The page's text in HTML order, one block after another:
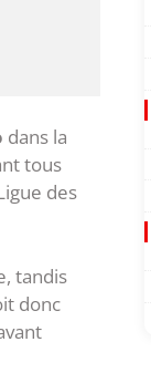
dans la
tous
des
tandis
donc